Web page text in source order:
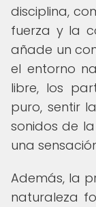
disciplina,
fuerza y la
añade un
el entorno
libre, los
puro, sentir
sonidos de
una
Además, la
naturaleza